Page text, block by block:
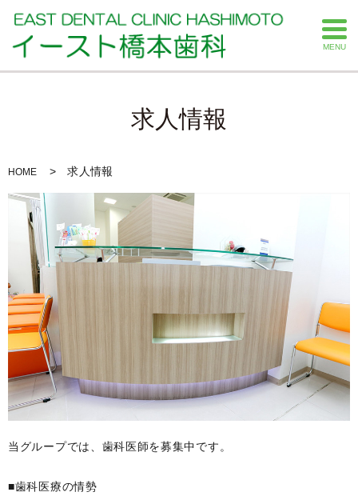
MENU
求人情報
HOME 求人情報
当グループでは、歯科医師を募集中です。
■歯科医療の情勢